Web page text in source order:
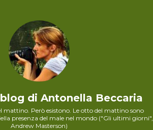
di Antonella Beccaria
mattino. Però esistono. Le otto del mattino sono
presenza del male nel mondo ("Gli ultimi giorni",
Andrew Masterson)